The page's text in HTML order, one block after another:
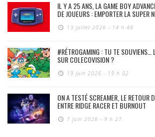
IL Y A 25 ANS, LA GAME BOY
DE JOUEURS : EMPORTER LA SUPER
13 juillet 2026 - 14 h 48
#RÉTROGAMING : TU TE SOUVIENS…
SUR COLECOVISION ?
19 juin 2026 - 19 h 02
ON A TESTÉ SCREAMER, LE RETOUR
ENTRE RIDGE RACER ET BURNOUT
7 juin 2026 - 9 h 27